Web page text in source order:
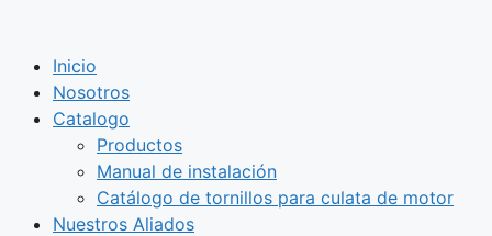
contenido
Inicio
Nosotros
Catalogo
Productos
Manual de instalación
Catálogo de tornillos para culata de motor
Nuestros Aliados